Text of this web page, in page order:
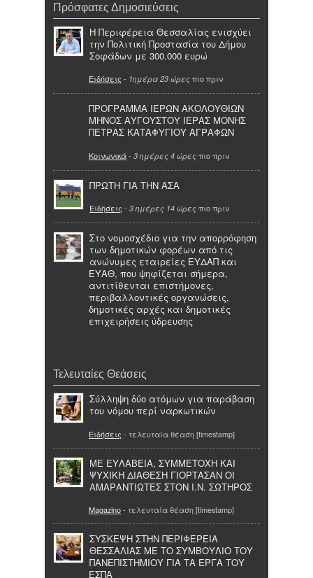
Πρόσφατες Δημοσιεύσεις
Η Περιφέρεια Θεσσαλίας ενισχύει
την Πολιτική Προστασία του Δήμου
Σοφάδων με 300.000 ευρώ
Ειδήσεις - 1ημέρα 23 ώρες πιο πριν
ΠΡΟΓΡΑΜΜΑ ΙΕΡΩΝ ΑΚΟΛΟΥΘΙΩΝ
ΜΗΝΟΣ ΑΥΓΟΥΣΤΟΥ ΙΕΡΑΣ ΜΟΝΗΣ
ΠΕΤΡΑΣ ΚΑΤΑΦΥΓΙΟΥ ΑΓΡΑΦΩΝ
Κοινωνικά- 3 ημέρες 4 ώρες πιο πριν
ΠΡΩΤΗ ΓΙΑ ΤΗΝ ΑΣΑ
Ειδήσεις - 3 ημέρες 14 ώρες πιο πριν
Στο νομοσχέδιο για την απορρόφηση
των δημοτικών φορέων από τις
ανώνυμες εταιρείες ΕΥΔΑΠ και
ΕΥΑΘ, που ψηφίζεται σήμερα,
αντιτίθενται επιστήμονες,
περιβαλλοντικές οργανώσεις,
δημοτικές αρχές και δημοτικές
επιχειρήσεις ύδρευσης
Τελευταίες Θεάσεις
Σύλληψη δύο ατόμων για παράβαση
του νόμου περί ναρκωτικών
Ειδήσεις - τελευταία θέαση [timestamp]
ΜΕ ΕΥΛΑΒΕΙΑ, ΣΥΜΜΕΤΟΧΗ ΚΑΙ
ΨΥΧΙΚΗ ΔΙΑΘΕΣΗ ΓΙΟΡΤΑΣΑΝ ΟΙ
ΑΜΑΡΑΝΤΙΩΤΕΣ ΣΤΟΝ Ι.Ν. ΣΩΤΗΡΟΣ
Magazino- τελευταία θέαση [timestamp]
ΣΥΣΚΕΨΗ ΣΤΗΝ ΠΕΡΙΦΕΡΕΙΑ
ΘΕΣΣΑΛΙΑΣ ΜΕ ΤΟ ΣΥΜΒΟΥΛΙΟ ΤΟΥ
ΠΑΝΕΠΙΣΤΗΜΙΟΥ ΓΙΑ ΤΑ ΕΡΓΑ ΤΟΥ
ΕΣΠΑ